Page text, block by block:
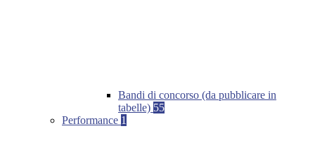
Bandi di concorso (da pubblicare in
tabelle) 55
Performance 1